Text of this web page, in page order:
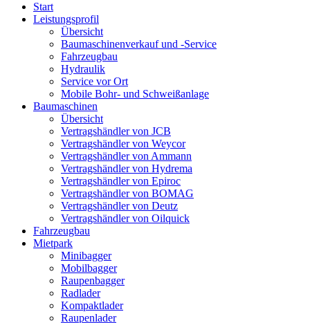
Start
Leistungsprofil
Übersicht
Baumaschinenverkauf und -Service
Fahrzeugbau
Hydraulik
Service vor Ort
Mobile Bohr- und Schweißanlage
Baumaschinen
Übersicht
Vertragshändler von JCB
Vertragshändler von Weycor
Vertragshändler von Ammann
Vertragshändler von Hydrema
Vertragshändler von Epiroc
Vertragshändler von BOMAG
Vertragshändler von Deutz
Vertragshändler von Oilquick
Fahrzeugbau
Mietpark
Minibagger
Mobilbagger
Raupenbagger
Radlader
Kompaktlader
Raupenlader